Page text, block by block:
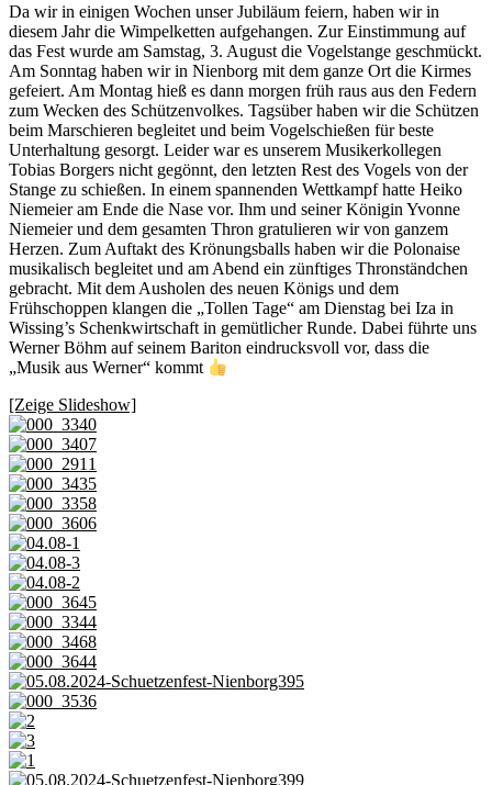
Da wir in einigen Wochen unser Jubiläum feiern, haben wir in
diesem Jahr die Wimpelketten aufgehangen. Zur Einstimmung auf
das Fest wurde am Samstag, 3. August die Vogelstange geschmückt.
Am Sonntag haben wir in Nienborg mit dem ganze Ort die Kirmes
gefeiert. Am Montag hieß es dann morgen früh raus aus den Federn
zum Wecken des Schützenvolkes. Tagsüber haben wir die Schützen
beim Marschieren begleitet und beim Vogelschießen für beste
Unterhaltung gesorgt. Leider war es unserem Musikerkollegen
Tobias Borgers nicht gegönnt, den letzten Rest des Vogels von der
Stange zu schießen. In einem spannenden Wettkampf hatte Heiko
Niemeier am Ende die Nase vor. Ihm und seiner Königin Yvonne
Niemeier und dem gesamten Thron gratulieren wir von ganzem
Herzen. Zum Auftakt des Krönungsballs haben wir die Polonaise
musikalisch begleitet und am Abend ein zünftiges Thronständchen
gebracht. Mit dem Ausholen des neuen Königs und dem
Frühschoppen klangen die „Tollen Tage“ am Dienstag bei Iza in
Wissing’s Schenkwirtschaft in gemütlicher Runde. Dabei führte uns
Werner Böhm auf seinem Bariton eindrucksvoll vor, dass die
„Musik aus Werner“ kommt
[Zeige Slideshow]